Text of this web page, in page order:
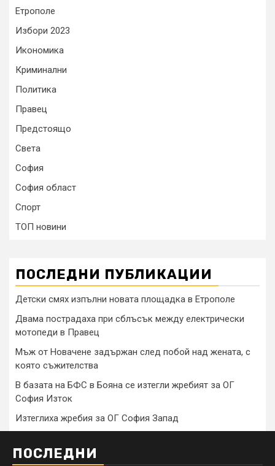
Етрополе
Избори 2023
Икономика
Криминални
Политика
Правец
Предстоящо
Света
София
София област
Спорт
ТОП новини
ПОСЛЕДНИ ПУБЛИКАЦИИ
Детски смях изпълни новата площадка в Етрополе
Двама пострадаха при сблъсък между електрически
мотопеди в Правец
Мъж от Новачене задържан след побой над жената, с
която съжителства
В базата на БФС в Бояна се изтегли жребият за ОГ
София Изток
Изтеглиха жребия за ОГ София Запад
ПОСЛЕДНИ